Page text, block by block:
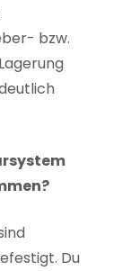
bzw.
Du